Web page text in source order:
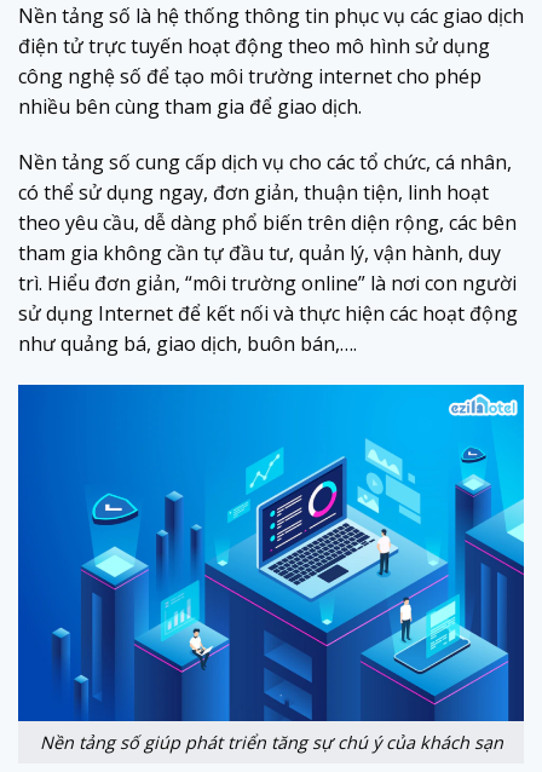
Nền tảng số là hệ thống thông tin phục vụ các giao dịch
điện tử trực tuyến hoạt động theo mô hình sử dụng
công nghệ số để tạo môi trường internet cho phép
nhiều bên cùng tham gia để giao dịch.
Nền tảng số cung cấp dịch vụ cho các tổ chức, cá nhân,
có thể sử dụng ngay, đơn giản, thuận tiện, linh hoạt
theo yêu cầu, dễ dàng phổ biến trên diện rộng, các bên
tham gia không cần tự đầu tư, quản lý, vận hành, duy
trì. Hiểu đơn giản, “môi trường online” là nơi con người
sử dụng Internet để kết nối và thực hiện các hoạt động
như quảng bá, giao dịch, buôn bán,….
Nền tảng số giúp phát triển tăng sự chú ý của khách sạn